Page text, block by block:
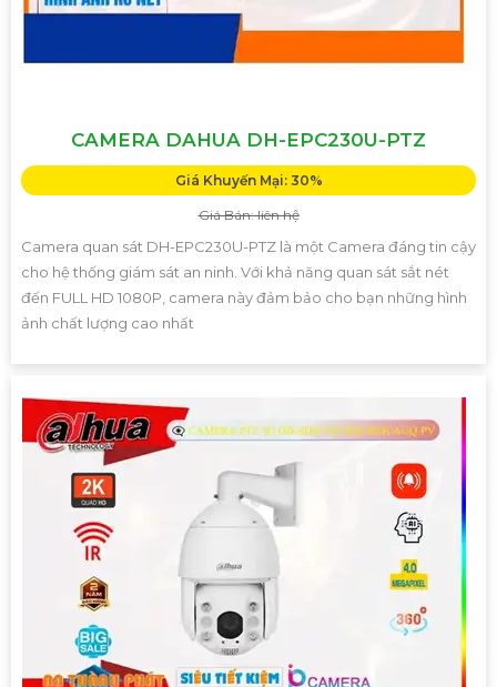
CAMERA DAHUA DH-EPC230U-PTZ
Giá Khuyến Mại: 30%
Giá Bán: liên hệ
Camera quan sát DH-EPC230U-PTZ là một Camera đáng tin cậy
cho hệ thống giám sát an ninh. Với khả năng quan sát sắt nét
đến FULL HD 1080P, camera này đảm bảo cho bạn những hình
ảnh chất lượng cao nhất